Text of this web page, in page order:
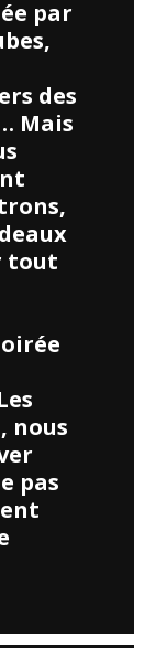
par
des
Mais
tout
nous
pas